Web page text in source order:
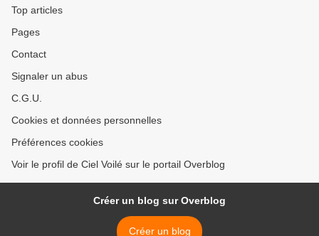
Top articles
Pages
Contact
Signaler un abus
C.G.U.
Cookies et données personnelles
Préférences cookies
Voir le profil de Ciel Voilé sur le portail Overblog
Créer un blog sur Overblog
Créer un blog